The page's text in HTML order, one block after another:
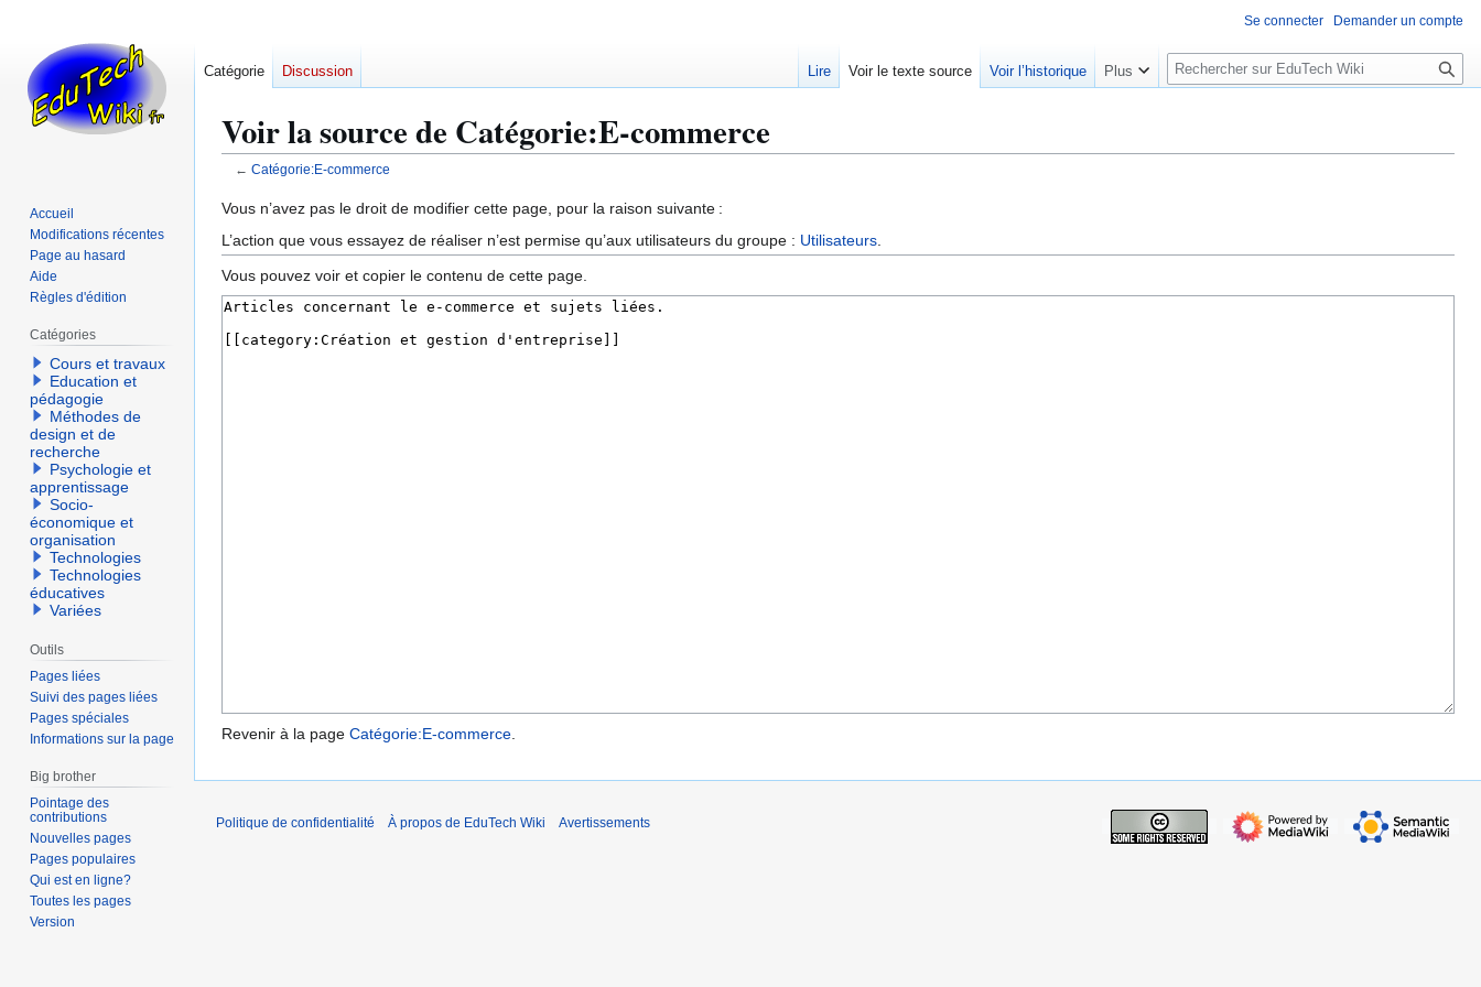
Voir la source de Catégorie:E-commerce
← Catégorie:E-commerce
Aller
à
la
navigation
Aller
à
la
recherche
Vous n’avez pas le droit de modifier cette page, pour la raison suivante :
L’action que vous essayez de réaliser n’est permise qu’aux utilisateurs du groupe : Utilisateurs
Vous pouvez voir et copier le contenu de cette page.
Revenir à la page Catégorie:E-commerce
Se connecter Demander un compte
Catégorie Discussion Lire Voir le texte source Voir l’historique Plus
R
e
e
r
Accueil
Modifications récentes
Page au hasard
Aide
Règles d'édition
Catégories
Cours et travaux
Education et
pédagogie
Méthodes de
design et de
recherche
Psychologie et
apprentissage
Socio-
économique et
organisation
Technologies
Technologies
éducatives
Variées
Outils
Pages liées
Suivi des pages liées
Pages spéciales
Informations sur la page
Big brother
Pointage des
contributions
Nouvelles pages
Pages populaires
Qui est en ligne?
Toutes les pages
Version
Politique de confidentialité À propos de EduTech Wiki Avertissements